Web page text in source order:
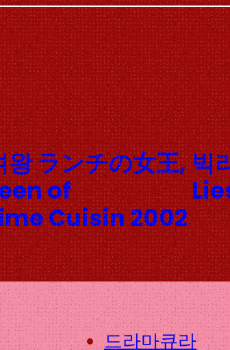
왕 ランチの女王,
of
Cuisin 2002
빅
드라마큐라